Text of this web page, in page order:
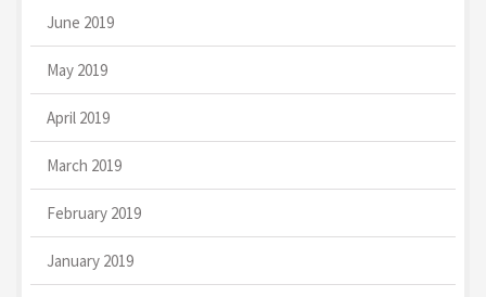
June 2019
May 2019
April 2019
March 2019
February 2019
January 2019